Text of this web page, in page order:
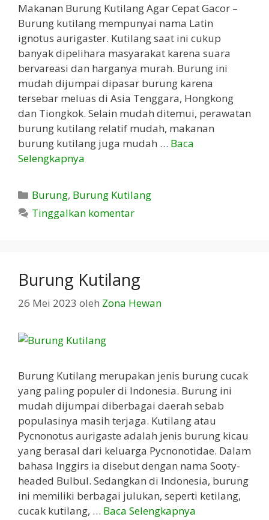
Makanan Burung Kutilang Agar Cepat Gacor –
Burung kutilang mempunyai nama Latin
ignotus aurigaster. Kutilang saat ini cukup
banyak dipelihara masyarakat karena suara
bervareasi dan harganya murah. Burung ini
mudah dijumpai dipasar burung karena
tersebar meluas di Asia Tenggara, Hongkong
dan Tiongkok. Selain mudah ditemui, perawatan
burung kutilang relatif mudah, makanan
burung kutilang juga mudah … Baca
Selengkapnya
Kategori
Burung, Burung Kutilang
Tinggalkan komentar
Burung Kutilang
26 Mei 2023 oleh Zona Hewan
Burung Kutilang merupakan jenis burung cucak
yang paling populer di Indonesia. Burung ini
mudah dijumpai diberbagai daerah sebab
populasinya masih terjaga. Kutilang atau
Pycnonotus aurigaste adalah jenis burung kicau
yang berasal dari keluarga Pycnonotidae. Dalam
bahasa Inggirs ia disebut dengan nama Sooty-
headed Bulbul. Sedangkan di Indonesia, burung
ini memiliki berbagai julukan, seperti ketilang,
cucak kutilang, … Baca Selengkapnya